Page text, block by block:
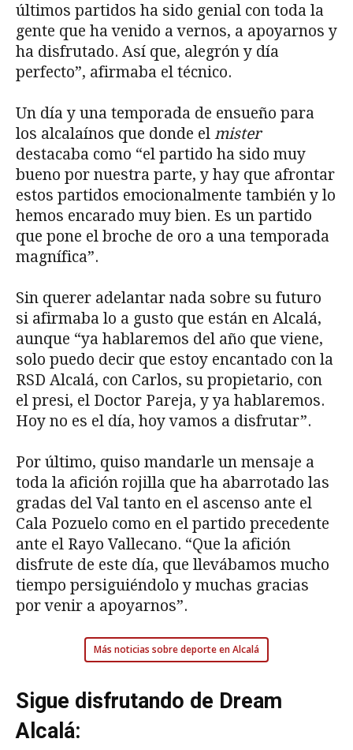
últimos partidos ha sido genial con toda la
gente que ha venido a vernos, a apoyarnos y
ha disfrutado. Así que, alegrón y día
perfecto”, afirmaba el técnico.
Un día y una temporada de ensueño para
los alcalaínos que donde el mister
destacaba como “el partido ha sido muy
bueno por nuestra parte, y hay que afrontar
estos partidos emocionalmente también y lo
hemos encarado muy bien. Es un partido
que pone el broche de oro a una temporada
magnífica”.
Sin querer adelantar nada sobre su futuro
si afirmaba lo a gusto que están en Alcalá,
aunque “ya hablaremos del año que viene,
solo puedo decir que estoy encantado con la
RSD Alcalá, con Carlos, su propietario, con
el presi, el Doctor Pareja, y ya hablaremos.
Hoy no es el día, hoy vamos a disfrutar”.
Por último, quiso mandarle un mensaje a
toda la afición rojilla que ha abarrotado las
gradas del Val tanto en el ascenso ante el
Cala Pozuelo como en el partido precedente
ante el Rayo Vallecano. “Que la afición
disfrute de este día, que llevábamos mucho
tiempo persiguiéndolo y muchas gracias
por venir a apoyarnos”.
Más noticias sobre deporte en Alcalá
Sigue disfrutando de Dream
Alcalá: